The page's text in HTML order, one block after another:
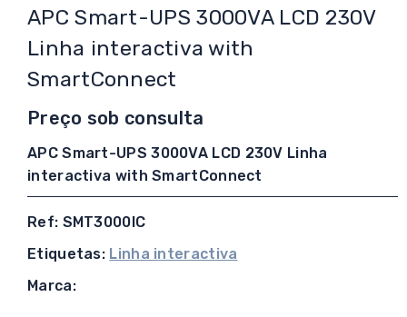
APC Smart-UPS 3000VA LCD 230V
Linha interactiva with
SmartConnect
Preço sob consulta
APC Smart-UPS 3000VA LCD 230V Linha
interactiva with SmartConnect
Ref: SMT3000IC
Etiquetas: Linha interactiva
Marca: